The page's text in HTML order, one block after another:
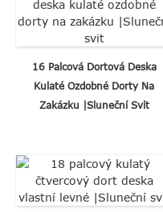
16 Palcová Dortová Deska
Kulaté Ozdobné Dorty Na
Zakázku |Sluneční Svit